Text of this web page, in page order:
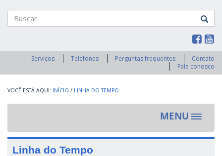
Serviços Telefones Perguntas frequentes
Contato
Fale conosco
INÍCIO / LINHA DO TEMPO
MENU
Toggle
Linha do Tempo